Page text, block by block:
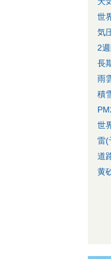
世
気
2
長
雨
積
世
雷(
道
黄